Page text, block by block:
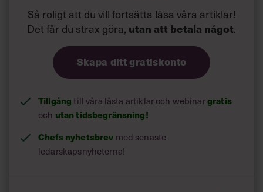
Så roligt att du vill fortsätta läsa våra artiklar!
Det får du strax göra, utan att betala något.
Skapa ditt gratiskonto
Tillgångtill våra låsta artiklar och webinargratis
och utan tidsbegränsning!
Chefs nyhetsbrev med senaste
ledarskapsnyheterna!